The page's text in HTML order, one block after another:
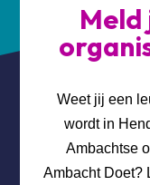
Weet jij een
wordt in
Ambachtse
Ambacht Doet?